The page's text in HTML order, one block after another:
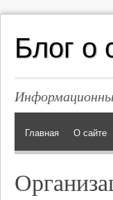
Блог о
Главная О сайте